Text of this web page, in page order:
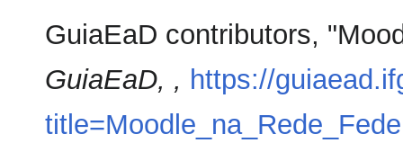
GuiaEaD contributors,
GuiaEaD, , https://